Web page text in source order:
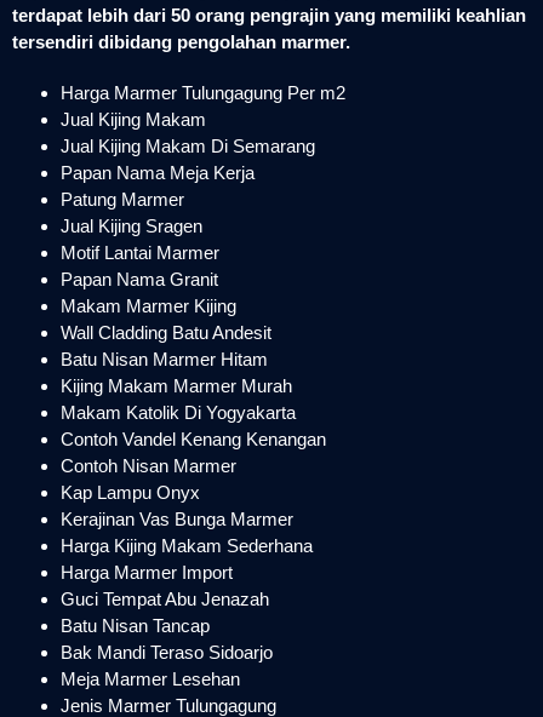
terdapat lebih dari 50 orang pengrajin yang memiliki keahlian
tersendiri dibidang pengolahan marmer.
Harga Marmer Tulungagung Per m2
Jual Kijing Makam
Jual Kijing Makam Di Semarang
Papan Nama Meja Kerja
Patung Marmer
Jual Kijing Sragen
Motif Lantai Marmer
Papan Nama Granit
Makam Marmer Kijing
Wall Cladding Batu Andesit
Batu Nisan Marmer Hitam
Kijing Makam Marmer Murah
Makam Katolik Di Yogyakarta
Contoh Vandel Kenang Kenangan
Contoh Nisan Marmer
Kap Lampu Onyx
Kerajinan Vas Bunga Marmer
Harga Kijing Makam Sederhana
Harga Marmer Import
Guci Tempat Abu Jenazah
Batu Nisan Tancap
Bak Mandi Teraso Sidoarjo
Meja Marmer Lesehan
Jenis Marmer Tulungagung